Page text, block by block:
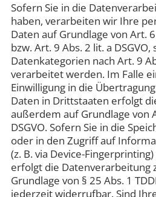
Sofern Sie in die
haben, verarbeiten wir Ihre
Daten auf Grundlage von Art. 6
bzw. Art. 9 Abs. 2 lit. a
Datenkategorien nach Art. 9
verarbeitet werden. Im Falle
Einwilligung in die
Daten in Drittstaaten erfolgt
außerdem auf Grundlage von
DSGVO. Sofern Sie in die
oder in den Zugriff auf
(z. B. via Device-
erfolgt die Datenverarbeitung
Grundlage von § 25 Abs. 1
jederzeit widerrufbar. Sind